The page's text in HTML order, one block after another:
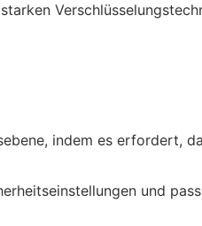
indem es erfordert,
und